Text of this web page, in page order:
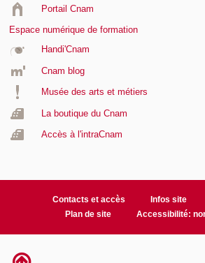
Portail Cnam
Espace numérique de formation
Handi'Cnam
Cnam blog
Musée des arts et métiers
La boutique du Cnam
Accès à l'intraCnam
Contacts et accès Infos site
Plan de site
Accessibilité: